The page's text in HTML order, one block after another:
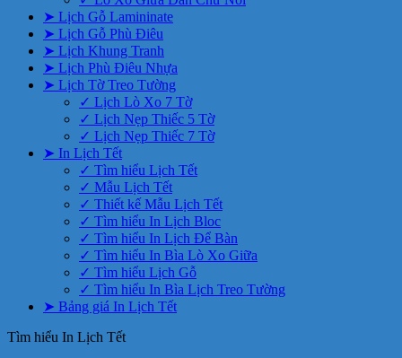
➤ Lịch Gỗ Lamininate
➤ Lịch Gỗ Phù Điêu
➤ Lịch Khung Tranh
➤ Lịch Phù Điêu Nhựa
➤ Lịch Tờ Treo Tường
✓ Lịch Lò Xo 7 Tờ
✓ Lịch Nẹp Thiếc 5 Tờ
✓ Lịch Nẹp Thiếc 7 Tờ
➤ In Lịch Tết
✓ Tìm hiểu Lịch Tết
✓ Mẫu Lịch Tết
✓ Thiết kế Mẫu Lịch Tết
✓ Tìm hiểu In Lịch Bloc
✓ Tìm hiểu In Lịch Để Bàn
✓ Tìm hiểu In Bìa Lò Xo Giữa
✓ Tìm hiểu Lịch Gỗ
✓ Tìm hiểu In Bìa Lịch Treo Tường
➤ Bảng giá In Lịch Tết
Tìm hiểu In Lịch Tết